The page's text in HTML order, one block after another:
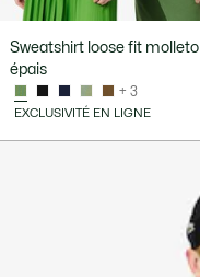
Sweatshirt loose fit
épais
+ 3
EXCLUSIVITÉ EN LIGNE